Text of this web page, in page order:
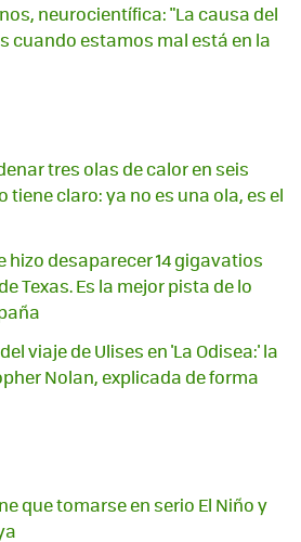
neurocientífica: "La causa del
cuando estamos mal está en la
tres olas de calor en seis
tiene claro: ya no es una ola, es el
hizo desaparecer 14 gigavatios
Texas. Es la mejor pista de lo
viaje de Ulises en 'La Odisea:' la
Nolan, explicada de forma
que tomarse en serio El Niño y